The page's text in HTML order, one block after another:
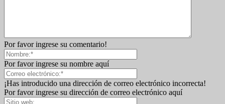
Por favor ingrese su comentario!
Por favor ingrese su nombre aquí
¡Has introducido una dirección de correo electrónico incorrecta!
Por favor ingrese su dirección de correo electrónico aquí